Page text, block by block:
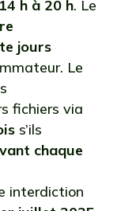
h à 20 h. Le
jours
Le
fichiers via
s’ils
chaque
interdiction